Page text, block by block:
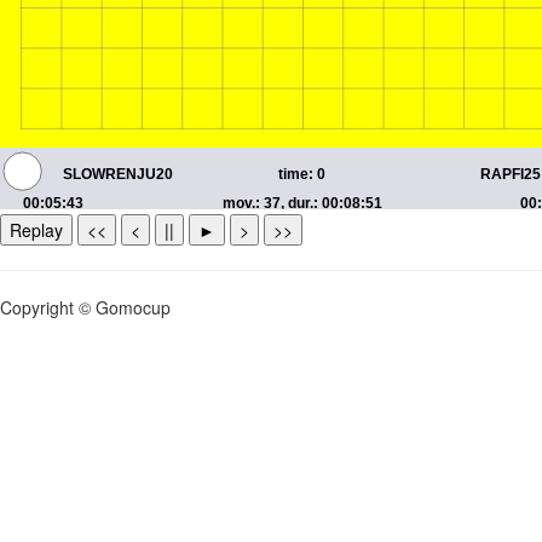
Replay << < || ► > >>
Copyright © Gomocup